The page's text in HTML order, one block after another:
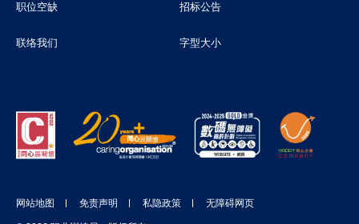
职位空缺 招标公告
联络我们 字型大小
网站地图 免责声明 私隐政策 无障碍网页